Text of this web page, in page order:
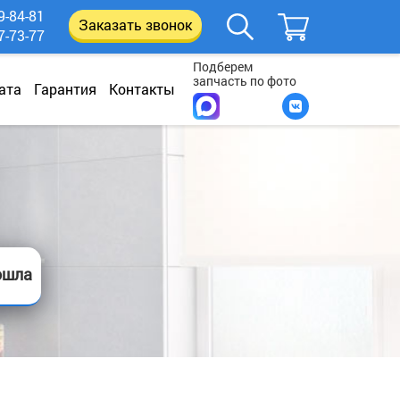
Гарантия Контакты
Подберем
запчасть по фото
84-81
73-77
Заказать звонок